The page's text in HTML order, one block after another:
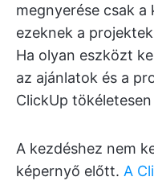
megnyerése csak a
ezeknek a
Ha olyan eszközt
az ajánlatok és a
ClickUp
A kezdéshez nem
képernyő előtt. A